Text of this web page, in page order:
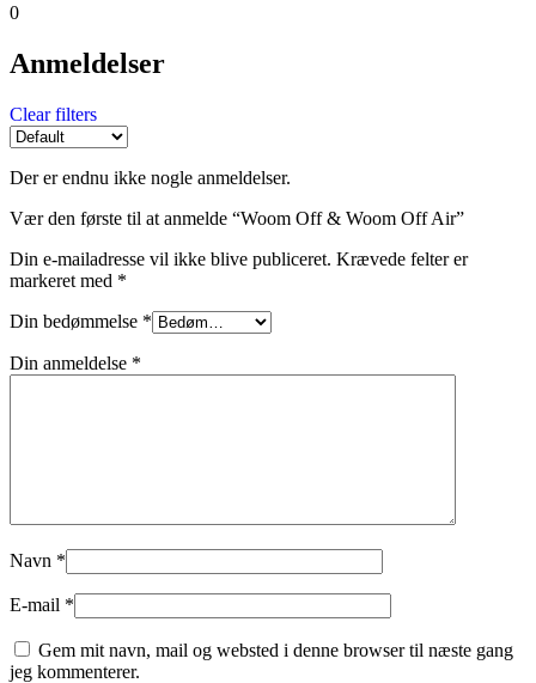
0
Anmeldelser
Clear filters
Der er endnu ikke nogle anmeldelser.
Vær den første til at anmelde “Woom Off & Woom Off Air”
Din e-mailadresse vil ikke blive publiceret. Krævede felter er
markeret med *
Din bedømmelse *
Din anmeldelse *
Navn *
E-mail *
Gem mit navn, mail og websted i denne browser til næste gang
jeg kommenterer.